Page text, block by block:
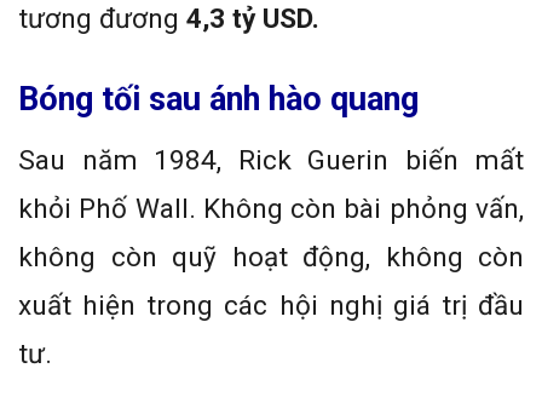
tương đương 4,3 tỷ USD.
Bóng tối sau ánh hào quang
Sau năm 1984, Rick Guerin biến mất
khỏi Phố Wall. Không còn bài phỏng vấn,
không còn quỹ hoạt động, không còn
xuất hiện trong các hội nghị giá trị đầu
tư.